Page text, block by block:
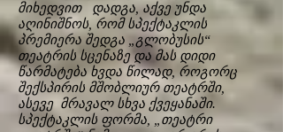
მიხედვით დადგა, აქვე უნდა
აღინიშნოს, რომ სპექტაკლის
პრემიერა შედგა „გლობუსის“
თეატრის სცენაზე და მას დიდი
წარმატება ხვდა წილად, როგორც
შექსპირის მშობლიურ თეატრში,
ასევე მრავალ სხვა ქვეყანაში.
სპექტაკლის ფორმა, „თეატრი